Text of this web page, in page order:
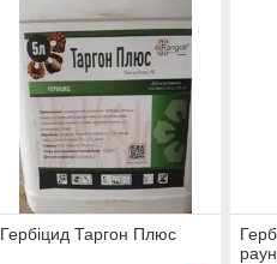
Гербіцид Таргон Плюс